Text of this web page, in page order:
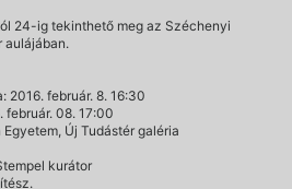
24-ig tekinthető meg az Széchenyi
aulájában.
2016. február. 8. 16:30
február. 08. 17:00
Új Tudástér galéria
kurátor